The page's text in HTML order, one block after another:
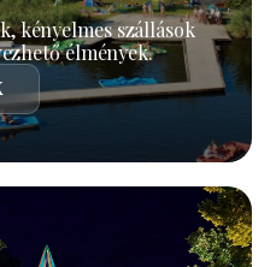
kényelmes szállások
élmények.